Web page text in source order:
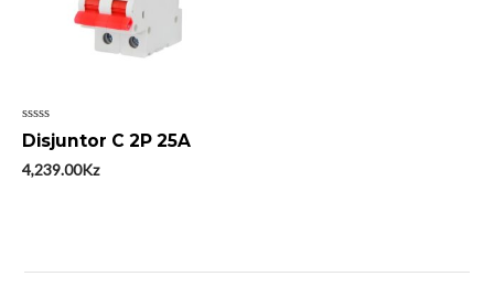
Avaliação
0
de
5
Disjuntor C 2P 25A
4,239.00Kz